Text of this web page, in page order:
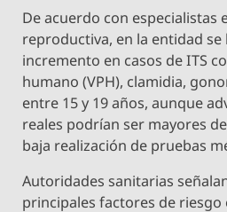
De acuerdo con especialistas
reproductiva, en la entidad
incremento en casos de ITS
humano (VPH), clamidia,
entre 15 y 19 años, aunque
reales podrían ser mayores
baja realización de pruebas
Autoridades sanitarias
principales factores de riesgo